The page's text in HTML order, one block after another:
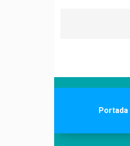
Portada